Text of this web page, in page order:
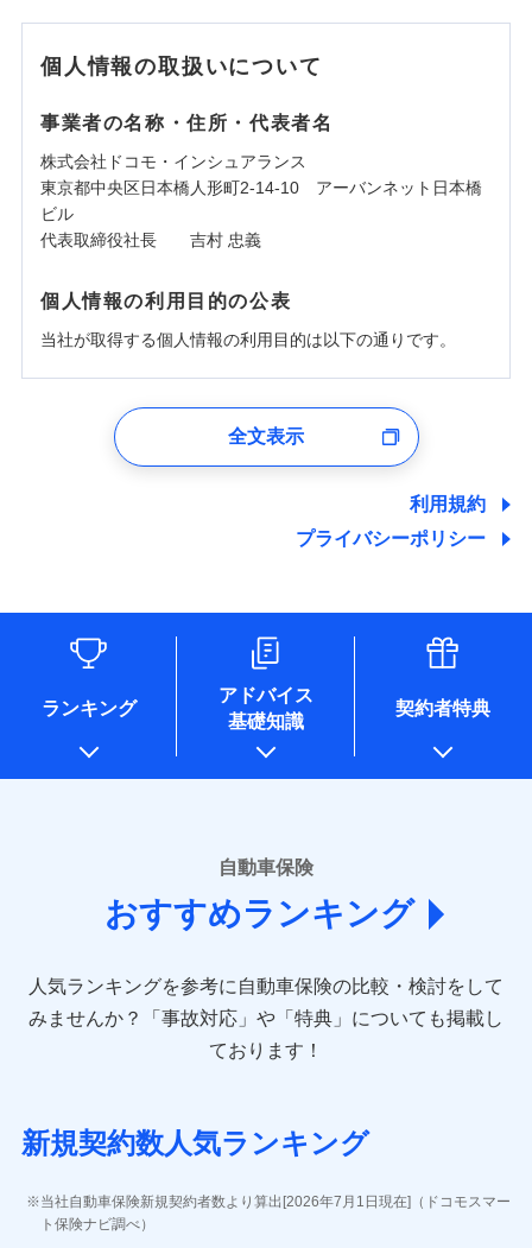
個人情報の取扱いについて
事業者の名称・住所・代表者名
株式会社ドコモ・インシュアランス
東京都中央区日本橋人形町2-14-10 アーバンネット日本橋
ビル
代表取締役社長 吉村 忠義
個人情報の利用目的の公表
当社が取得する個人情報の利用目的は以下の通りです。
ユーザー登録受付および、管理のため
しくは委託を受けている保険会社・提携会社の保険その他に
関する情報を提供し、金融商品等の契約を勧奨するため、ま
た維持管理等の委託業務遂行のため、またそれらに付帯、関
情報を取引のある他の保険会社の商品・サービスをご提案す
るために利用させていただくことがあります。）
各種セミナーの開催のため
コンサルティングサービスの実施のため
アンケートやキャンペーン等の実施のため
上記に係る案内・手続き・管理等付帯業務を行うため
* 当社が委託を受けている保険会社の情報は、保険会社のホ
ームページに掲載しておりますので、ご確認ください。
あいおいニッセイ同和損害保険株式会社
(https://www.aioinissaydowa.co.jp/)
アクサ損害保険株式会社 (https://www.axa-
direct.co.jp/)
sompo.co.jp/)
東京海上ダイレクト損害保険株式会社 (https://www.e-
AIG損害保険株式会社 (https://www.aig.co.jp/sonpo)
ジェイアイ傷害火災保険株式会社
ソニー損害保険株式会社
(https://www.sonysonpo.co.jp/)
全文表示
利用規約
プライバシーポリシー
ランキング
アドバイス
基礎知識
契約者特典
自動車保険
おすすめランキング
人気ランキングを参考に自動車保険の比較・検討をして
みませんか？
「事故対応」や「特典」についても掲載し
ております！
新規契約数人気ランキング
当社自動車保険新規契約者数より算出[2026年7月1日現在]（ドコモスマー
ト保険ナビ調べ）